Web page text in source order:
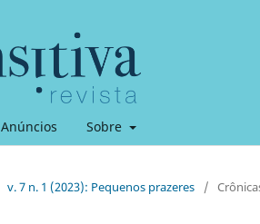
Anúncios Sobre
v. 7 n. 1 (2023): Pequenos prazeres /